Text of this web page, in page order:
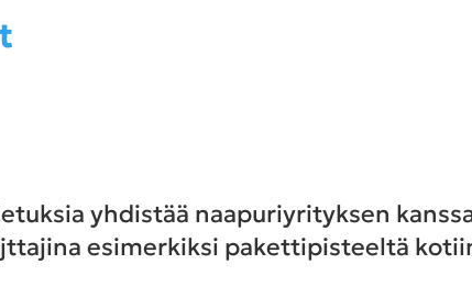
yhdistää naapuriyrityksen
esimerkiksi pakettipisteeltä